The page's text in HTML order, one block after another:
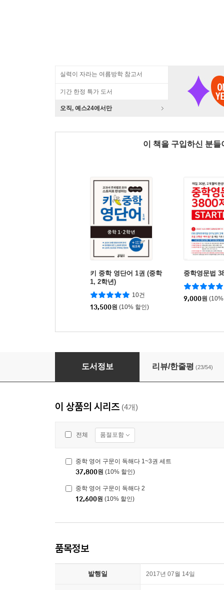
실력이 자라는 여름방학 참고서
기간 한정 특가 도서
오직, 예스24에서만
이 책을 구입하신 분
키 중학 영단어 1권 (중학
1, 2학년)
10건
13,500원 (10% 할인)
중학영문법
9,000원
중학 영어 구문이 독해다 2
도서정보 리뷰/한줄평 (23/54)
이 상품의 시리즈 (4개)
전체 품절포함
중학 영어 구문이 독해다 1~3권 세트
37,800원 (10% 할인)
중학 영어 구문이 독해다 2
12,600원 (10% 할인)
품목정보
발행일 2017년 07월 14일